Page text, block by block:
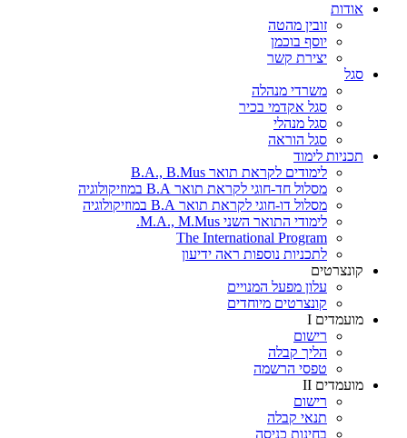
אודות
זובין מהטה
יוסף בוכמן
יצירת קשר
סגל
משרדי מנהלה
סגל אקדמי בכיר
סגל מנהלי
סגל הוראה
תכניות לימוד
לימודים לקראת תואר B.A., B.Mus
מסלול חד-חוגי לקראת תואר B.A במוזיקולוגיה
מסלול דו-חוגי לקראת תואר B.A במוזיקולוגיה
לימודי התואר השני M.A., M.Mus.
The International Program
לתכניות נוספות ראה ידיעון
קונצרטים
עלון מפעל המנויים
קונצרטים מיוחדים
מועמדים I
רישום
הליך קבלה
טפסי הרשמה
מועמדים II
רישום
תנאי קבלה
בחינות כניסה